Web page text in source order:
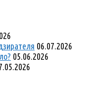
06.07.2026
05.06.2026